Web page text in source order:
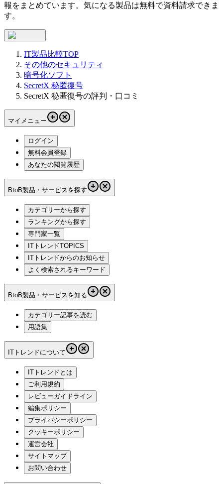
報をまとめています。気になる製品は無料で資料請求できま
す。
IT製品比較TOP
その他のセキュリティ
暗号化ソフト
SecretX 秘匿復号
SecretX 秘匿復号の評判・口コミ
マイメニュー
ログイン
無料会員登録
あなたの閲覧履歴
BtoB製品・サービスを探す
カテゴリーから探す
ランキングから探す
専門家一覧
ITトレンドTOPICS
ITトレンドからのお知らせ
よく検索されるキーワード
BtoB製品・サービスを知る
カテゴリー記事を読む
用語集
ITトレンドについて
ITトレンドとは
ご利用規約
レビューガイドライン
編集ポリシー
プライバシーポリシー
クッキーポリシー
運営会社
サイトマップ
お問い合わせ